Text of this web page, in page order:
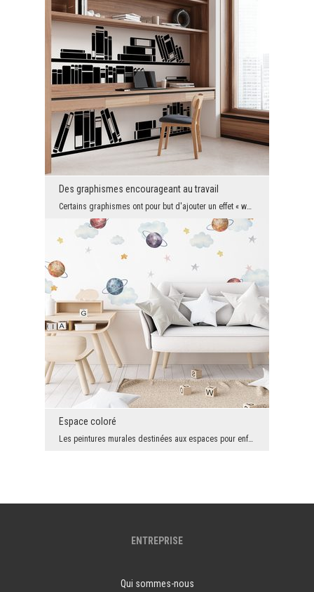
Des graphismes encourageant au travail
Certains graphismes ont pour but d'ajouter un effet « waouh » à l'intérieur pour sublimer l'agenc...
Espace coloré
Les peintures murales destinées aux espaces pour enfants sont généralement pleines de personnages...
ENTREPRISE
Qui sommes-nous